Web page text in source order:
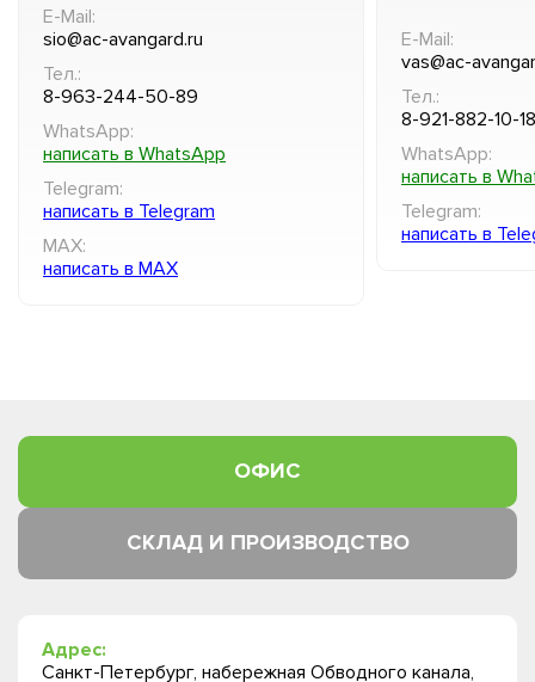
E-Mail:
sio@ac-avangard.ru
Тел.:
8-963-244-50-89
WhatsApp:
написать в WhatsApp
Telegram:
написать в Telegram
MAX:
написать в MAX
E-Mail:
vas@ac-
Тел.:
8-921-882-10-18
WhatsApp:
написать в
Telegram:
написать в
ОФИС
СКЛАД И ПРОИЗВОДСТВО
Адрес:
Санкт-Петербург, набережная Обводного канала,